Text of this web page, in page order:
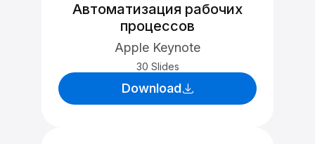
Автоматизация рабочих
процессов
Apple Keynote
30 Slides
Download